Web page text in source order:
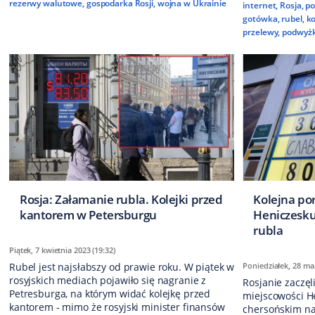
rezerwy walutowe,gospodarka Rosji,wojna w Ukrainie internet, Rosja,
gotówka, rubel,
przelewy,
Rosja: Załamanie rubla. Kolejki przed
kantorem w Petersburgu
Piątek, 7 kwietnia 2023 (19:32)
Rubel jest najsłabszy od prawie roku. W piątek w
rosyjskich mediach pojawiło się nagranie z
Petresburga, na którym widać kolejkę przed
kantorem - mimo że rosyjski minister finansów
Kolejna
rubla
Poniedziałek, 28
Rosjanie
miejscowości
chersońskim